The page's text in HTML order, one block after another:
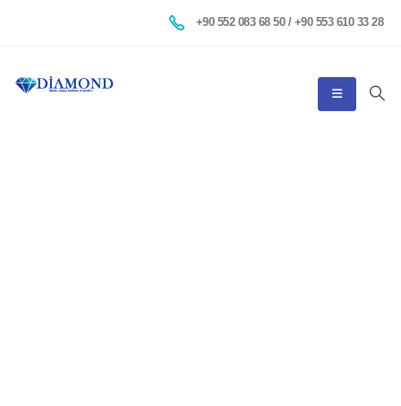
+90 552 083 68 50 / +90 553 610 33 28